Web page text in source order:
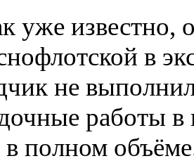
уже известно,
в
не
работы в
в полном